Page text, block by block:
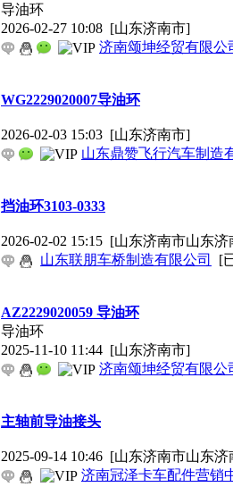
导油环
2026-02-27 10:08 [山东济南市]
济南颂坤经贸有限公
WG2229020007导油环
2026-02-03 15:03 [山东济南市]
山东鼎赞飞行汽车制造
挡油环3103-0333
2026-02-02 15:15 [山东济南市山东
山东联朋车桥制造有限公司
[
AZ2229020059 导油环
导油环
2025-11-10 11:44 [山东济南市]
济南颂坤经贸有限公
主轴前导油接头
2025-09-14 10:46 [山东济南市山东
济南冠泽卡车配件营销